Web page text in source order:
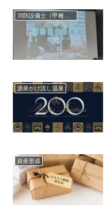
消防設備士（甲種第４類、乙種第７類）
源泉かけ流し温泉
資産形成